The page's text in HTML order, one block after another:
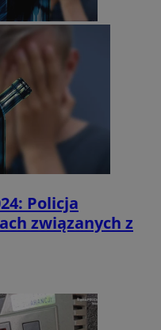
Policja
związanych z